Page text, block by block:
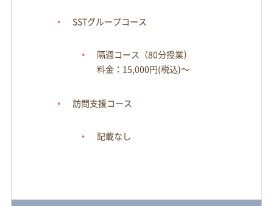
SSTグループコース
隔週コース（80分授業）
料金：15,000円(税込)～
訪問支援コース
記載なし